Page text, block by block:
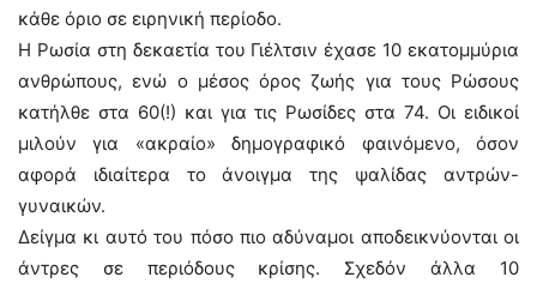
κάθε όριο σε ειρηνική περίοδο.
Η Ρωσία στη δεκαετία του Γιέλτσιν έχασε 10 εκατομμύρια
ανθρώπους, ενώ ο μέσος όρος ζωής για τους Ρώσους
κατήλθε στα 60(!) και για τις Ρωσίδες στα 74. Οι ειδικοί
μιλούν για «ακραίο» δημογραφικό φαινόμενο, όσον
αφορά ιδιαίτερα το άνοιγμα της ψαλίδας αντρών-
γυναικών.
Δείγμα κι αυτό του πόσο πιο αδύναμοι αποδεικνύονται οι
άντρες σε περιόδους κρίσης. Σχεδόν άλλα 10